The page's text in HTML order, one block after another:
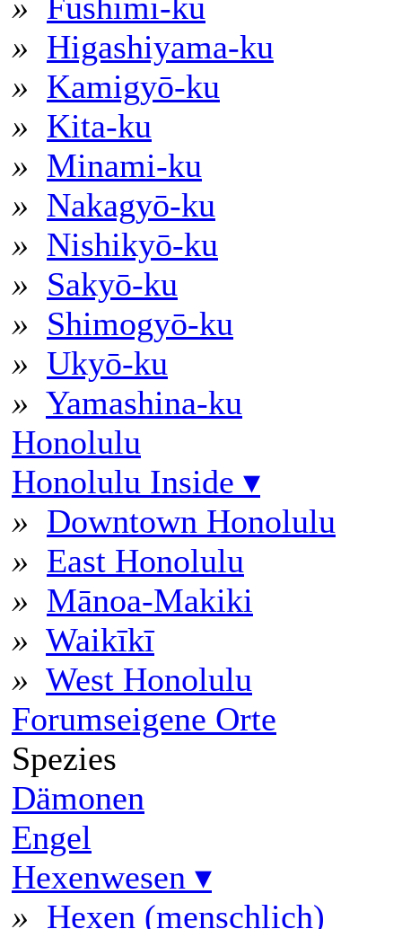
» Higashiyama-ku
» Kamigyō-ku
» Kita-ku
» Minami-ku
» Nakagyō-ku
» Nishikyō-ku
» Sakyō-ku
» Shimogyō-ku
» Ukyō-ku
» Yamashina-ku
Honolulu
Honolulu Inside ▾
» Downtown Honolulu
» East Honolulu
» Mānoa-Makiki
» Waikīkī
» West Honolulu
Forumseigene Orte
Spezies
Dämonen
Engel
Hexenwesen ▾
» Hexen (menschlich)